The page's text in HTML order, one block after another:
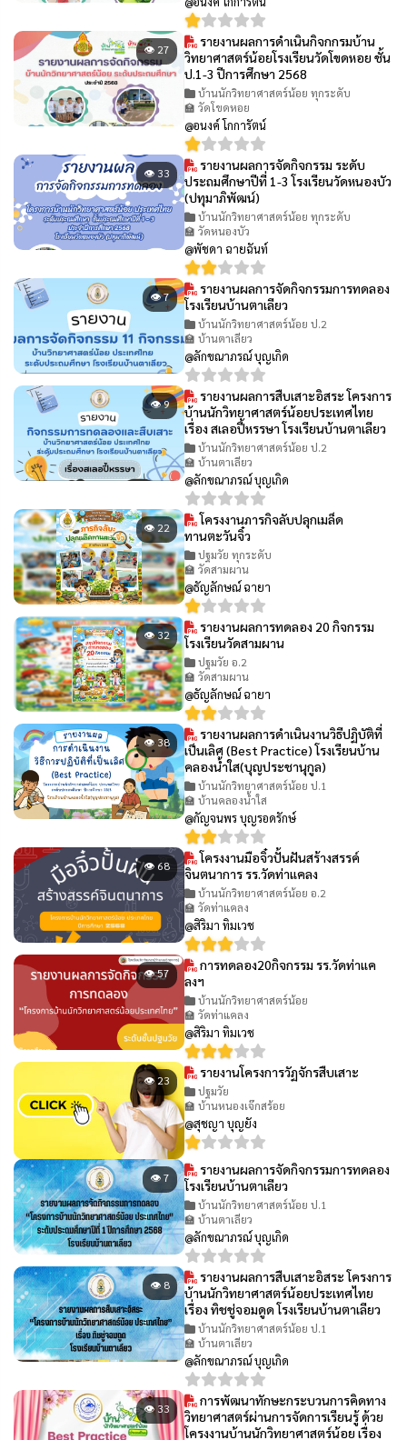
👁 27
รายงานผลการดำเนินกิจกกรมบ้าน
วิทยาศาสตร์น้อยโรงเรียนวัดโขดหอย ชั้น
ป.1-3 ปีการศึกษา 2568
บ้านนักวิทยาศาสตร์น้อย ทุกระดับ
🏫 วัดโขดหอย
@อนงค์ โกการัตน์
👁 33
รายงานผลการจัดกิจกรรม ระดับ
ประถมศึกษาปีที่ 1-3 โรงเรียนวัดหนองบัว
(ปทุมาภิพัฒน์)
บ้านนักวิทยาศาสตร์น้อย ทุกระดับ
🏫 วัดหนองบัว
@พัชดา ฉายฉันท์
👁 7
รายงานผลการจัดกิจกรรมการทดลอง
โรงเรียนบ้านตาเลียว
บ้านนักวิทยาศาสตร์น้อย ป.2
🏫 บ้านตาเลียว
@ลักขณาภรณ์ บุญเกิด
👁 9
รายงานผลการสืบเสาะอิสระ โครงการ
บ้านนักวิทยาศาสตร์น้อยประเทศไทย
เรื่อง สเลอปี้หรรษา โรงเรียนบ้านตาเลียว
บ้านนักวิทยาศาสตร์น้อย ป.2
🏫 บ้านตาเลียว
@ลักขณาภรณ์ บุญเกิด
👁 22
โครงงานภารกิจลับปลุกเมล็ด
ทานตะวันจิ๋ว
ปฐมวัย ทุกระดับ
🏫 วัดสามผาน
@ธัญลักษณ์ ฉายา
👁 32
รายงานผลการทดลอง 20 กิจกรรม
โรงเรียนวัดสามผาน
ปฐมวัย อ.2
🏫 วัดสามผาน
@ธัญลักษณ์ ฉายา
👁 38
รายงานผลการดำเนินงานวิธีปฏิบัติที่
เป็นเลิศ (Best Practice) โรงเรียนบ้าน
คลองน้ำใส(บุญประชานุกูล)
บ้านนักวิทยาศาสตร์น้อย ป.1
🏫 บ้านคลองน้ำใส
@กัญจนพร บุญรอดรักษ์
👁 68
โครงงานมือจิ๋วปั้นฝันสร้างสรรค์
จินตนาการ รร.วัดท่าแคลง
บ้านนักวิทยาศาสตร์น้อย อ.2
🏫 วัดท่าแคลง
@สิริมา ทิมเวช
👁 57
การทดลอง20กิจกรรม รร.วัดท่าแค
ลงฯ
บ้านนักวิทยาศาสตร์น้อย
🏫 วัดท่าแคลง
@สิริมา ทิมเวช
👁 23 รายงานโครงการวัฏจักรสืบเสาะ
ปฐมวัย
🏫 บ้านหนองเจ๊กสร้อย
@สุชญา บุญยัง
👁 7
รายงานผลการจัดกิจกรรมการทดลอง
โรงเรียนบ้านตาเลียว
บ้านนักวิทยาศาสตร์น้อย ป.1
🏫 บ้านตาเลียว
@ลักขณาภรณ์ บุญเกิด
👁 8
รายงานผลการสืบเสาะอิสระ โครงการ
บ้านนักวิทยาศาสตร์น้อยประเทศไทย
เรื่อง ทิชชู่จอมดูด โรงเรียนบ้านตาเลียว
บ้านนักวิทยาศาสตร์น้อย ป.1
🏫 บ้านตาเลียว
@ลักขณาภรณ์ บุญเกิด
👁 33
การพัฒนาทักษะกระบวนการคิดทาง
วิทยาศาสตร์ผ่านการจัดการเรียนรู้ ด้วย
โครงงานบ้านนักวิทยาศาสตร์น้อย เรื่อง